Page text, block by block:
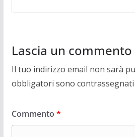
Lascia un commento
Il tuo indirizzo email non sarà
obbligatori sono contrassegnati
Commento *